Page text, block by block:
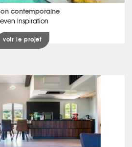
contemporaine
Inspiration
voir le projet